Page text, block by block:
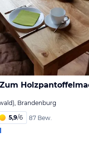
Brandenburg
5,9/6 87 Bew.